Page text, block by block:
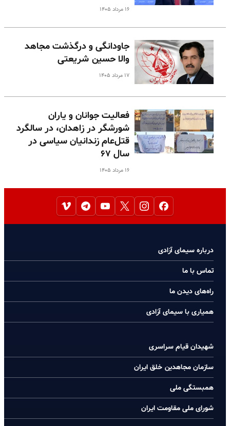
۱۶ مرداد ۱۴۰۵
جاودانگی و درگذشت مجاهد
والا حسین شریعتی
۱۷ مرداد ۱۴۰۵
فعالیت جوانان و یاران
شورشگر در زاهدان، در سالگرد
قتل‌عام زندانیان سیاسی در
سال ۶۷
۱۶ مرداد ۱۴۰۵
درباره سیمای آزادی
تماس با ما
راه‌های دیدن ما
همیاری با سیمای آزادی
شهیدان قیام سراسری
سازمان مجاهدین خلق ایران
همبستگی ملی
شورای ملی مقاومت ایران